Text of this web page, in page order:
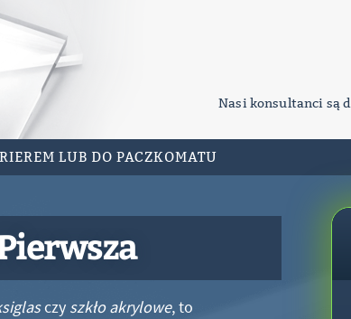
Nasi konsultanci są
LUB DO PACZKOMATU
czy szkło akrylowe, to